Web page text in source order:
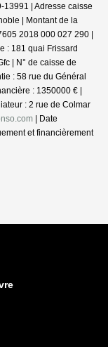
13991 | Adresse caisse
| Montant de la
2018 000 027 290 |
: 181 quai Frissard
| N° de caisse de
: 58 rue du Général
: 1350000 € |
: 2 rue de Colmar
| Date
et financièrement